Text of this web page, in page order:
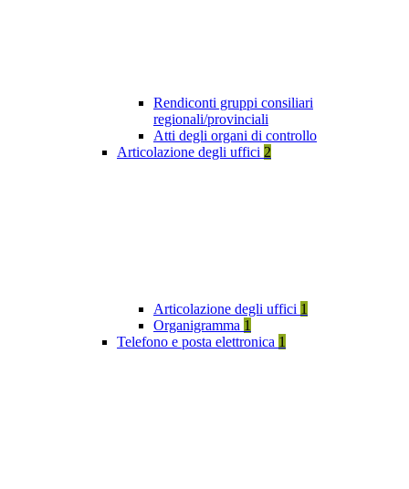
Rendiconti gruppi consiliari
regionali/provinciali
Atti degli organi di controllo
Articolazione degli uffici 2
Articolazione degli uffici 1
Organigramma 1
Telefono e posta elettronica 1